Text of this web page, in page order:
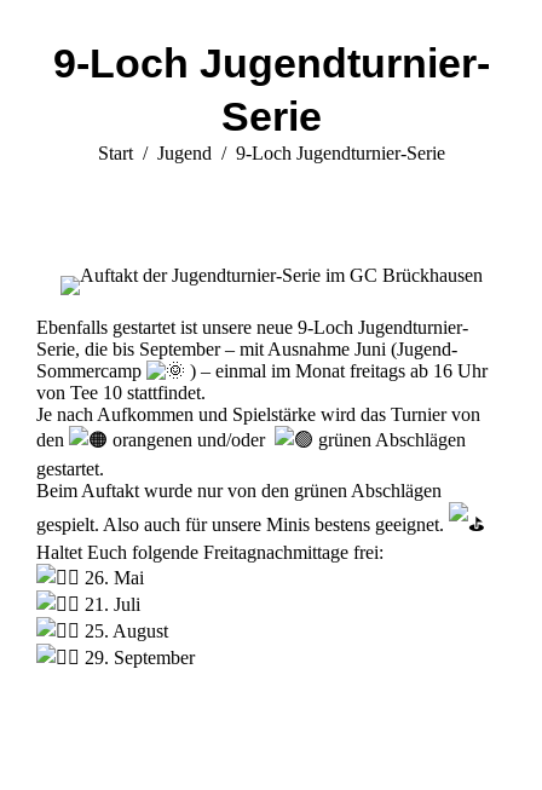
9-Loch Jugendturnier-
Serie
Sie befinden sich hier:
Start Jugend 9-Loch Jugendturnier-Serie
Ebenfalls gestartet ist unsere neue 9-Loch Jugendturnier-
Serie, die bis September – mit Ausnahme Juni (Jugend-
Sommercamp
) – einmal im Monat freitags ab 16 Uhr
von Tee 10 stattfindet.
Je nach Aufkommen und Spielstärke wird das Turnier von
den
orangenen und/oder
grünen Abschlägen
gestartet.
Beim Auftakt wurde nur von den grünen Abschlägen
gespielt. Also auch für unsere Minis bestens geeignet.
Haltet Euch folgende Freitagnachmittage frei:
26. Mai
21. Juli
25. August
29. September